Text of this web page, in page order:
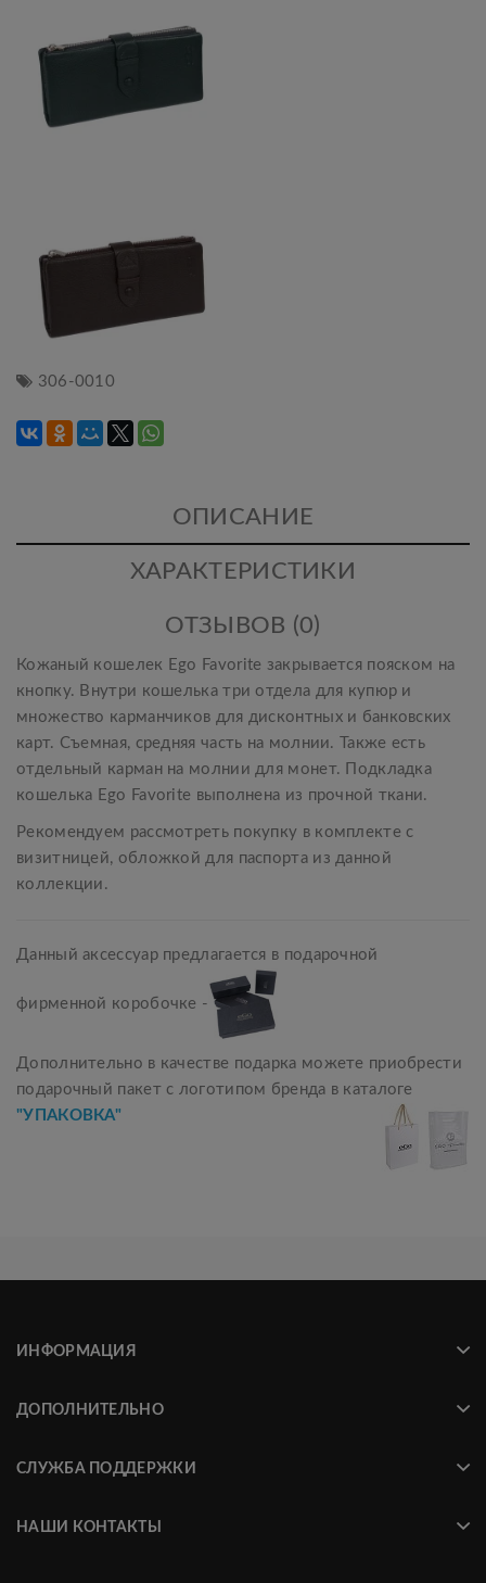
306-0010
ОПИСАНИЕ
ХАРАКТЕРИСТИКИ
ОТЗЫВОВ (0)
Кожаный кошелек Ego Favorite закрывается пояском на
кнопку. Внутри кошелька три отдела для купюр и
множество карманчиков для дисконтных и банковских
карт. Съемная, средняя часть на молнии. Также есть
отдельный карман на молнии для монет. Подкладка
кошелька Ego Favorite выполнена из прочной ткани.
Рекомендуем рассмотреть покупку в комплекте с
визитницей, обложкой для паспорта из данной
коллекции.
Данный аксессуар предлагается в подарочной
фирменной коробочке -
Дополнительно в качестве подарка можете приобрести
подарочный пакет с логотипом бренда в каталоге
"УПАКОВКА"
ИНФОРМАЦИЯ
ДОПОЛНИТЕЛЬНО
СЛУЖБА ПОДДЕРЖКИ
НАШИ КОНТАКТЫ